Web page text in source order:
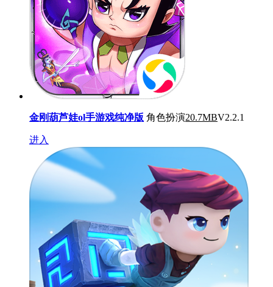
金刚葫芦娃ol手游戏纯净版 角色扮演20.7MBV2.2.1
进入